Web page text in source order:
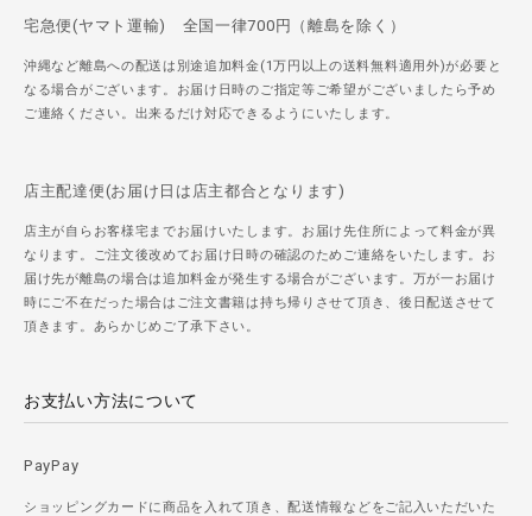
宅急便(ヤマト運輸) 全国一律700円（離島を除く）
沖縄など離島への配送は別途追加料金(1万円以上の送料無料適用外)が必要と
なる場合がございます。お届け日時のご指定等ご希望がございましたら予め
ご連絡ください。出来るだけ対応できるようにいたします。
店主配達便(お届け日は店主都合となります)
店主が自らお客様宅までお届けいたします。お届け先住所によって料金が異
なります。ご注文後改めてお届け日時の確認のためご連絡をいたします。お
届け先が離島の場合は追加料金が発生する場合がございます。万が一お届け
時にご不在だった場合はご注文書籍は持ち帰りさせて頂き、後日配送させて
頂きます。あらかじめご了承下さい。
お支払い方法について
PayPay
ショッピングカードに商品を入れて頂き、配送情報などをご記入いただいた